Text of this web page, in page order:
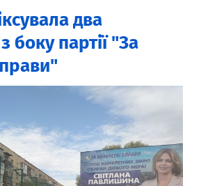
два
боку партії "За